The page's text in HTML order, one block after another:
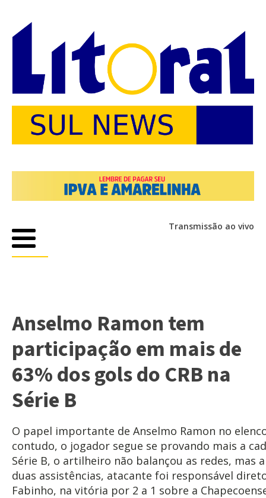
Transmissão ao vivo
Anselmo Ramon tem
participação em mais de
63% dos gols do CRB na
Série B
O papel importante de Anselmo Ramon no
contudo, o jogador segue se provando mais a
Série B, o artilheiro não balançou as redes, mas
duas assistências, atacante foi responsável
Fabinho, na vitória por 2 a 1 sobre a